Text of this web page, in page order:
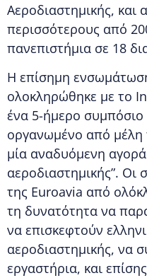
Αεροδιαστημικής, και
περισσότερους από
πανεπιστήμια σε 18
Η επίσημη
ολοκληρώθηκε με το
ένα 5-ήμερο
οργανωμένο από μέλη
μία αναδυόμενη
αεροδιαστημικής”. Οι
της Euroavia από
τη δυνατότητα να
να επισκεφτούν
αεροδιαστημικής, να
εργαστήρια, και